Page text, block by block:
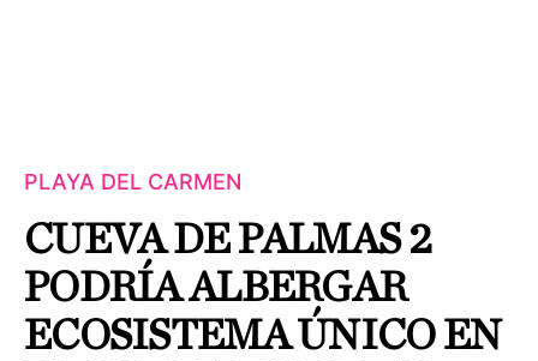
PLAYA DEL CARMEN
CUEVA DE PALMAS 2
PODRÍA ALBERGAR
ECOSISTEMA ÚNICO EN